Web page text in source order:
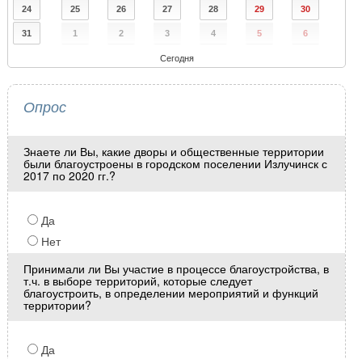
24 25 26 27 28 29 30
31 1 2 3 4 5 6
Сегодня
Опрос
Знаете ли Вы, какие дворы и общественные территории
были благоустроены в городском поселении Излучинск с
2017 по 2020 гг.?
Да
Нет
Принимали ли Вы участие в процессе благоустройства, в
т.ч. в выборе территорий, которые следует
благоустроить, в определении мероприятий и функций
территории?
Да